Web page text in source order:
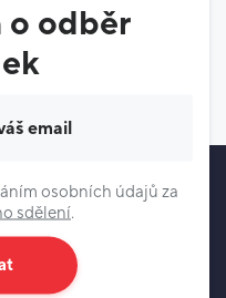
o odběr
osobních údajů za
sdělení.